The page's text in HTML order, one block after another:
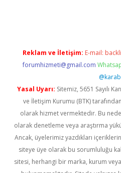
Reklam ve İletişim: E-mail:
forumhizmeti@gmail.com
Yasal Uyarı: Sitemiz, 5651 Sayılı
ve İletişim Kurumu (BTK)
olarak hizmet vermektedir. Bu
olarak denetleme veya araştırma
Ancak, üyelerimiz yazdıkları
siteye üye olarak bu sorumluluğu
sitesi, herhangi bir marka, kurum